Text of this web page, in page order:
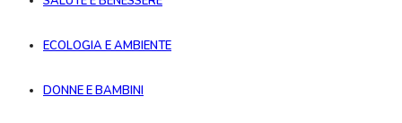
ECOLOGIA E AMBIENTE
DONNE E BAMBINI